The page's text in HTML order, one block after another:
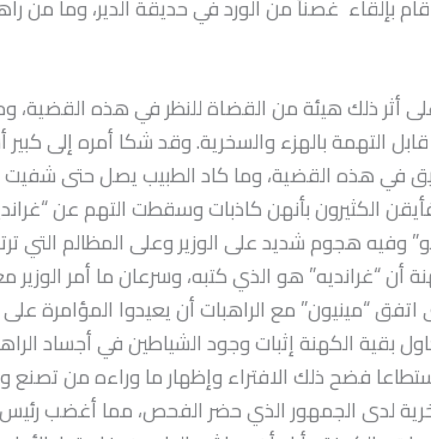
قام بإلقاء غصناً من الورد في حديقة الدير، وما
أثر ذلك هيئة من القضاة للنظر في هذه القضية،
التهمة بالهزء والسخرية. وقد شكا أمره إلى
في هذه القضية، وما كاد الطبيب يصل حتى شفيت
الكثيرون بأنهن كاذبات وسقطت التهم عن
وفيه هجوم شديد على الوزير وعلى المظالم
أن “غرانديه” هو الذي كتبه، وسرعان ما أمر
اتفق “مينيون” مع الراهبات أن يعيدوا المؤامرة
بقية الكهنة إثبات وجود الشياطين في أجساد
فضح ذلك الافتراء وإظهار ما وراءه من
لدى الجمهور الذي حضر الفحص، مما أغضب رئيس